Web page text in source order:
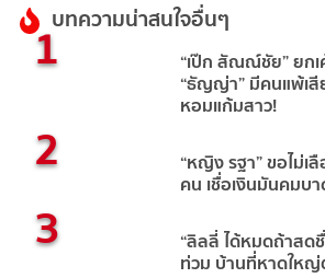
บทความน่าสนใจอื่นๆ
1 “เป๊ก สัณณ์ชัย” ยกเ
“ธัญญ่า” มีคนแพ้เสี
หอมแก้มสาว!
2 “หญิง รฐา” ขอไม่เ
คน เชื่อเงินมันคมบ
3 “ลิลลี่ ได้หมดถ้าสด
ท่วม บ้านที่หาดให